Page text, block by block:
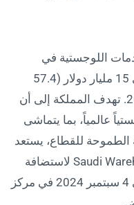
اللوجستية في
المملكة العربية السعودية ليصل إلى 15 مليار دولار (57.4
مليار ريال سعودي) بحلول عام 2030. تهدف المملكة إلى أن
عالمياً، بما يتماشى
للرؤية الطموحة للقطاع، يستعد
معرض Saudi Warehousing & Logistics Expo لاستضافة
نسخته الأولى خلال الفترة من 2 إلى 4 سبتمبر 2024 في مركز